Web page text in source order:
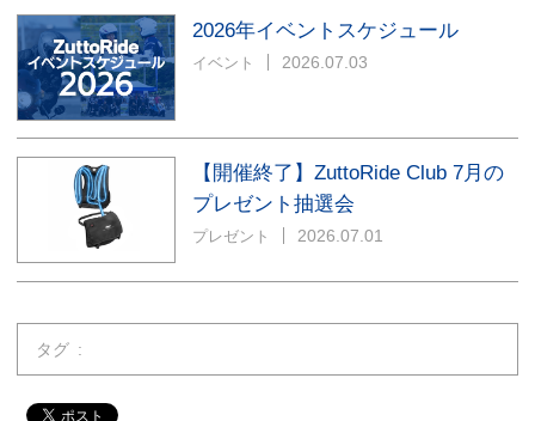
2026年イベントスケジュール
イベント 2026.07.03
【開催終了】ZuttoRide Club 7月の
プレゼント抽選会
プレゼント 2026.07.01
タグ